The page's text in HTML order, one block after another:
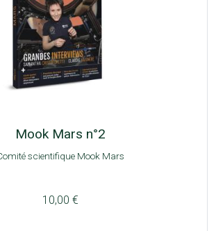
Mook Mars n°2
scientifique Mook Mars
10,00 €